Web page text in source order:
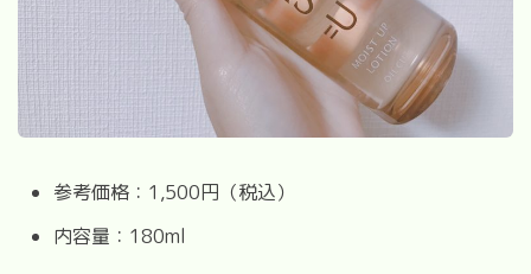
参考価格：1,500円（税込）
内容量：180ml